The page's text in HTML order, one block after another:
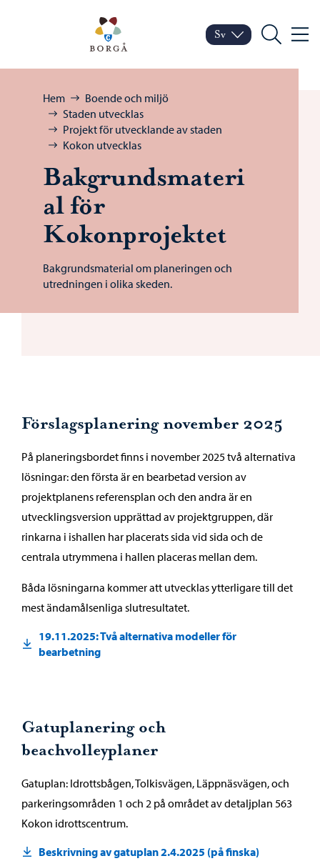
Porvoo – Gå till
Byt språk
Nuvarande språk:
Sv
Sök Meny
Bläddra:
Hem
Boende och miljö
Staden utvecklas
Projekt för utvecklande av staden
Kokon utvecklas
Bakgrundsmateri
al för
Kokonprojektet
Bakgrundsmaterial om planeringen och
utredningen i olika skeden.
Förslagsplanering november 2025
På planeringsbordet finns i november 2025 två alternativa
lösningar: den första är en bearbetad version av
projektplanens referensplan och den andra är en
utvecklingsversion upprättad av projektgruppen, där
rinkarna i ishallen har placerats sida vid sida och de
centrala utrymmena i hallen placeras mellan dem.
Båda lösningarna kommer att utvecklas ytterligare till det
mest ändamålsenliga slutresultatet.
19.11.2025: Två alternativa modeller för
bearbetning
Gatuplanering och
beachvolleyplaner
Gatuplan: Idrottsbågen, Tolkisvägen, Läppnäsvägen, och
parkeringsområden 1 och 2 på området av detaljplan 563
Kokon idrottscentrum.
Beskrivning av gatuplan 2.4.2025 (på finska)